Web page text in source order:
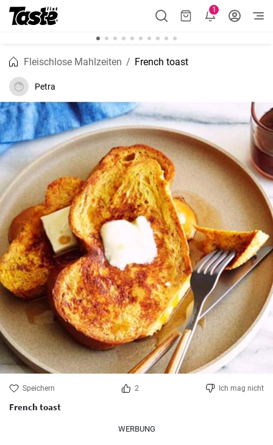
1
Fleischlose Mahlzeiten French toast
Petra
Speichern 2 Ich mag nicht
French toast
WERBUNG